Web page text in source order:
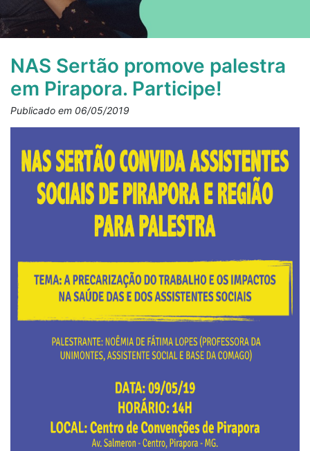
NAS Sertão promove palestra
em Pirapora. Participe!
Publicado em 06/05/2019